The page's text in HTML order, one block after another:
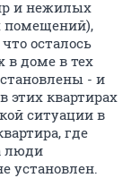
и нежилых
осталось
в доме в тех
- и
этих квартирах
ситуации в
где
люди
установлен.